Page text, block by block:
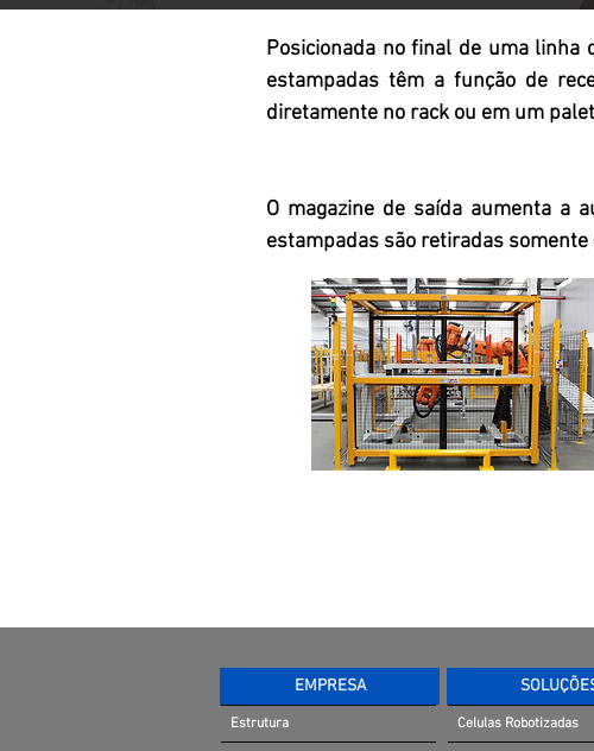
Posicionada no final de uma linha
estampadas têm a função de
diretamente no rack ou em um
O magazine de saída aumenta a
estampadas são retiradas
EMPRESA
Estrutura Celulas Robotizadas